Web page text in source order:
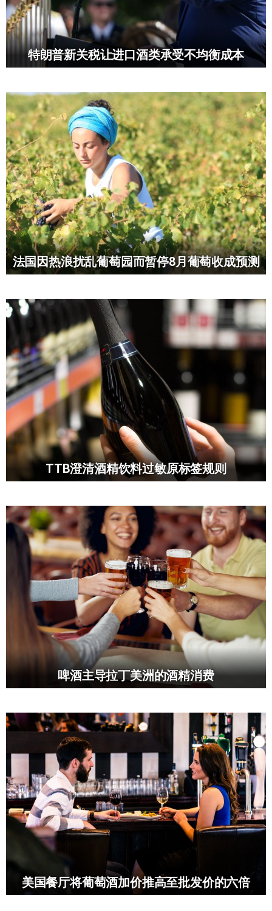
特朗普新关税让进口酒类承受不均衡成本
法国因热浪扰乱葡萄园而暂停8月葡萄收成预测
TTB澄清酒精饮料过敏原标签规则
啤酒主导拉丁美洲的酒精消费
美国餐厅将葡萄酒加价推高至批发价的六倍